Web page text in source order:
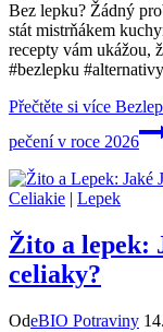
Bez lepku? Žádný
stát mistrňákem
recepty vám ukážou,
#bezlepku
Přečtěte si více
pečení v roce 2026
Celiakie | Lepek
Žito a lepek:
celiaky?
OdeBIO Potraviny